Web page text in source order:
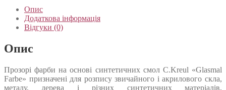
Опис
Додаткова інформація
Відгуки (0)
Опис
Прозорі фарби на основі синтетичних смол C.Kreul «Glasmal
Farbe» призначені для розпису звичайного і акрилового скла,
металу, дерева і різних синтетичних матеріалів,